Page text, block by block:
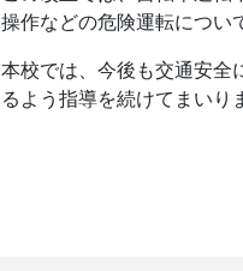
操作などの危険運転につい
本校では、今後も交通安全
るよう指導を続けてまいり